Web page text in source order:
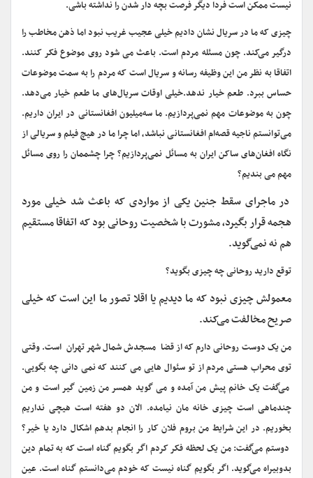
نیست ممکن است فردا دیگر فرصت بچه دار شدن را نداشته باشی.
چیزی که ما در سریال نشان دادیم خیلی عجیب غریب نبود اما ذهن مخاطب را
درگیر می‌کند. چون مسئله مردم است. باعث می شود روی موضوع فکر کنند.
اتفاقا به نظر من این وظیفه رسانه و سریال است که مردم را به سمت موضوعات
حساس ببرد. طعم خیار ندهد.خیلی اوقات سریال‌های ما طعم خیار می‌دهد.
چون به موضوعات مهم نمی‌پردازیم. ما سه‌میلیون افغانستانی در ایران داریم.
می‌توانستم ناجیه قصه‌ام افغانستانی نباشد، اما چرا ما در هیچ فیلم و سریالی از
نگاه افغان‌های ساکن ایران به مسائل نمی‌پردازیم؟ چرا چشممان را روی مسائل
مهم می بندیم؟
در ماجرای سقط جنین یکی از مواردی که باعث شد خیلی مورد
هجمه قرار بگیرد، مشورت با شخصیت روحانی بود که اتفاقا مستقیم
هم نه نمی‌گوید.
توقع دارید روحانی چه چیزی بگوید؟
معمولش چیزی نبود که ما دیدیم یا اقلا تصور ما این است که خیلی
صریح مخالفت می‌کند.
من یک دوست روحانی دارم که از قضا مسجدش شمال شهر تهران است. وقتی
توی محراب هستی مردم از تو سئوال هایی می کنند که نمی دانی چه بگویی.
می‌گفت یک خانم پیش من آمده و می گوید همسر من زمین گیر است و من
چندماهی است چیزی خانه مان نیامده. الان دو هفته است هیچی نداریم
بخوریم. در این شرایط من بروم فلان کار را انجام بدهم اشکال دارد یا خیر؟
دوستم می‌گفت: من یک لحظه فکر کردم اگر بگویم گناه است که به تمام دین
بدوبیراه می‌گوید. اگر بگویم گناه نیست که خودم می‌دانستم گناه است. عین